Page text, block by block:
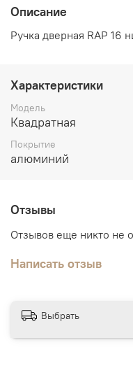
Описание
Ручка дверная RAP 16
Характеристики
Модель
Квадратная
Покрытие
алюминий
Отзывы
Отзывов еще никто не
Написать отзыв
Выбрать